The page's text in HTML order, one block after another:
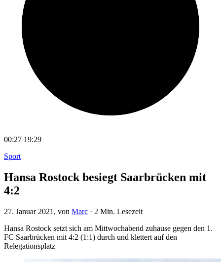
00:27 19:29
Sport
Hansa Rostock besiegt Saarbrücken mit
4:2
27. Januar 2021 , von Marc · 2 Min. Lesezeit
Hansa Rostock setzt sich am Mittwochabend zuhause gegen den 1.
FC Saarbrücken mit 4:2 (1:1) durch und klettert auf den
Relegationsplatz